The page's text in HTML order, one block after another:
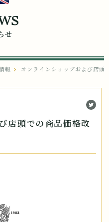
せ
報 オンラインショップおよび店頭
店頭での商品価格改